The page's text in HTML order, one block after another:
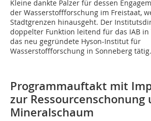
Kleine dankte Palzer für dessen
der Wasserstoffforschung im Freistaat,
Stadtgrenzen hinausgeht. Der
doppelter Funktion leitend für das IAB in
das neu gegründete Hyson-Institut für
Wasserstoffforschung in Sonneberg tätig.
Programmauftakt mit
zur Ressourcenschonung
Mineralschaum